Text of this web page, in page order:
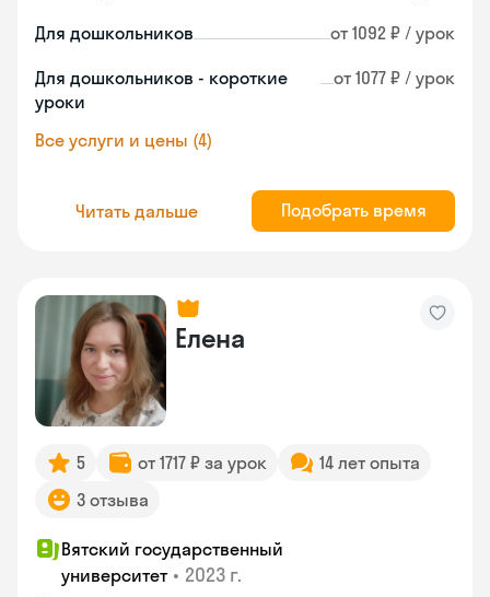
Для дошкольников от 1092 ₽ / урок
Для дошкольников - короткие
уроки
от 1077 ₽ / урок
Все услуги и цены (4)
Читать дальше Подобрать время
Елена
5 от 1717 ₽ за урок
14 лет опыта
3 отзыва
Вятский государственный
университет • 2023 г.